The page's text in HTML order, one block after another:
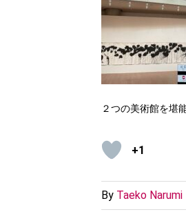
２つの美術館を堪
+1
By Taeko Narumi